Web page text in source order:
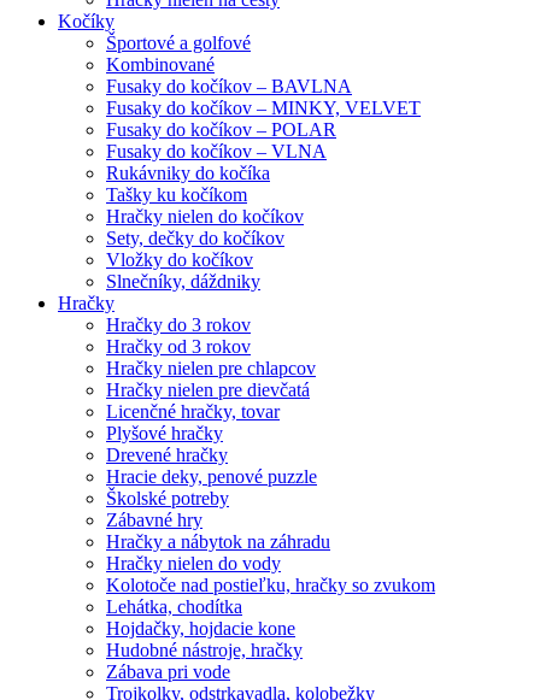
Kočíky
Športové a golfové
Kombinované
Fusaky do kočíkov – BAVLNA
Fusaky do kočíkov – MINKY, VELVET
Fusaky do kočíkov – POLAR
Fusaky do kočíkov – VLNA
Rukávniky do kočíka
Tašky ku kočíkom
Hračky nielen do kočíkov
Sety, dečky do kočíkov
Vložky do kočíkov
Slnečníky, dáždniky
Hračky
Hračky do 3 rokov
Hračky od 3 rokov
Hračky nielen pre chlapcov
Hračky nielen pre dievčatá
Licenčné hračky, tovar
Plyšové hračky
Drevené hračky
Hracie deky, penové puzzle
Školské potreby
Zábavné hry
Hračky a nábytok na záhradu
Hračky nielen do vody
Kolotoče nad postieľku, hračky so zvukom
Lehátka, chodítka
Hojdačky, hojdacie kone
Hudobné nástroje, hračky
Zábava pri vode
Trojkolky, odstrkavadla, kolobežky